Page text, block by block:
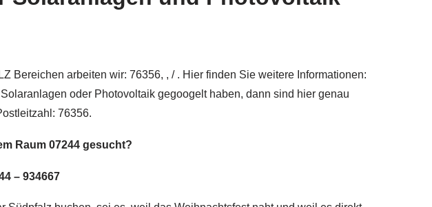
Bereichen arbeiten wir: 76356, , / . Hier finden Sie weitere Informationen:
oder Photovoltaik gegoogelt haben, dann sind hier genau
76356.
Raum 07244 gesucht?
– 934667